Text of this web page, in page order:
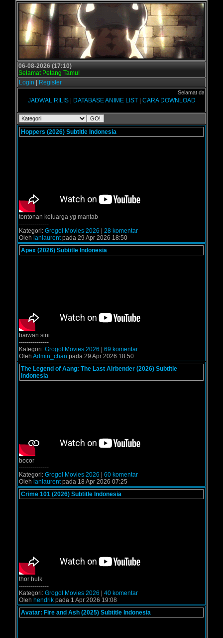
06-08-2026 (17:10)
Selamat Petang Tamu!
Login
Register
Selamat datang di
JADWAL RILIS| DATABASE ANIME LIST| CARA DOWNLOAD
Hoppers (2026) Subtitle Indonesia
tontonan keluarga yg mantab
---------------
Kategori: Grogol Movies 2026
28 komentar
Oleh ianlaurentpada 29 Apr 2026 18:50
Apex (2026) Subtitle Indonesia
baiwan sini
---------------
Kategori: Grogol Movies 2026
69 komentar
Oleh Admin_chan pada 29 Apr 2026 18:50
The Legend of Aang: The Last Airbender (2026) Subtitle
Indonesia
bocor
---------------
Kategori: Grogol Movies 2026
60 komentar
Oleh ianlaurentpada 18 Apr 2026 07:25
Crime 101 (2026) Subtitle Indonesia
thor hulk
---------------
Kategori: Grogol Movies 2026
40 komentar
Oleh hendrik pada 1 Apr 2026 19:08
Avatar: Fire and Ash (2025) Subtitle Indonesia